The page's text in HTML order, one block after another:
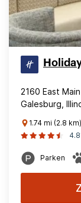
2160 East
Galesburg,
1.74 mi (2.8
Parken